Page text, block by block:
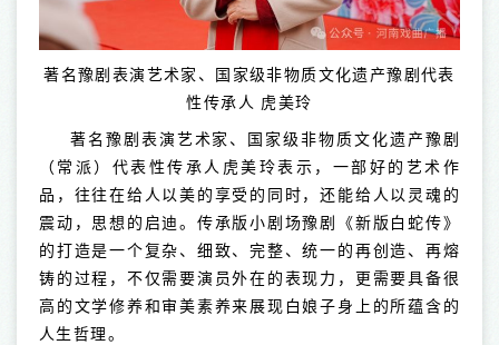
著名豫剧表演艺术家、国家级非物质文化遗产豫剧代表
性传承人 虎美玲
著名豫剧表演艺术家、国家级非物质文化遗产豫剧
（常派）代表性传承人虎美玲表示，一部好的艺术作
品，往往在给人以美的享受的同时，还能给人以灵魂的
震动，思想的启迪。传承版小剧场豫剧《新版白蛇传》
的打造是一个复杂、细致、完整、统一的再创造、再熔
铸的过程，不仅需要演员外在的表现力，更需要具备很
高的文学修养和审美素养来展现白娘子身上的所蕴含的
人生哲理。